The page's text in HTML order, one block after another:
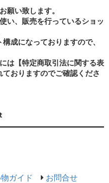
願い致します。
い、販売を行っているショッ
成になっておりますので、
は【特定商取引法に関する表
おりますのでご確認くださ
ガイド
お問合せ